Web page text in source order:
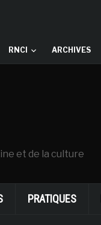
RNCI ARCHIVES
et de la culture
PRATIQUES